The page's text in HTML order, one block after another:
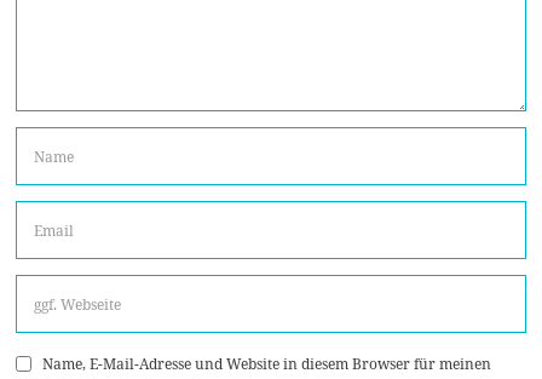
Name, E-Mail-Adresse und Website in diesem Browser für meinen